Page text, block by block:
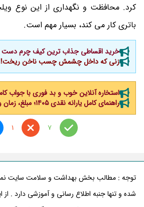
کرد. محافظت و نگهداری از این نوع
باتری کار می کند، بسیار مهم است.
خرید اقساطی جذاب ترین کیف چرم دست
زنی که داخل چشمش چسب ناخن
استخاره آنلاین خوب و بد فوری با جواب
راهنمای کامل یارانه نقدی ۱۴۰۵؛ مبلغ، زمان واریز، دهک‌بندی
7
1
توجه : مطالب بخش بهداشت و سلامت سایت
شده و تنها جنبه اطلاع رسانی و آموزشی دارد . از